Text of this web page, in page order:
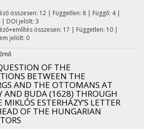
összesen: 12| Független: 8 | Függő: 4 |
| DOI jelölt: 3
összesen: 17 | Független: 10 |
jelölt: 0
OF THE
BETWEEN THE
AND THE OTTOMANS AT
AND BUDA (1628) THROUGH
ESTERHÁZY’S LETTER
OF THE HUNGARIAN